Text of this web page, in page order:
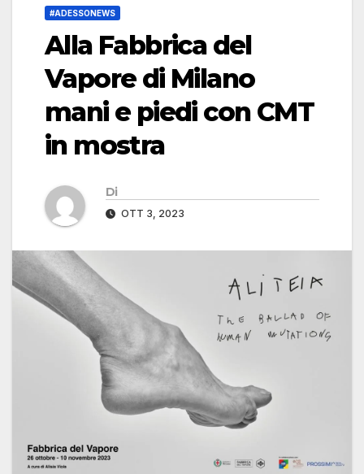
#ADESSONEWS
Alla Fabbrica del
Vapore di Milano
mani e piedi con CMT
in mostra
Di
OTT 3, 2023